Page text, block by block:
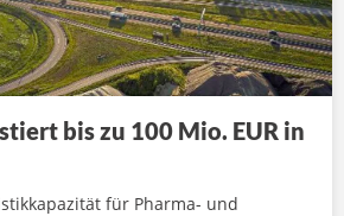
bis zu 100 Mio. EUR in
für Pharma- und